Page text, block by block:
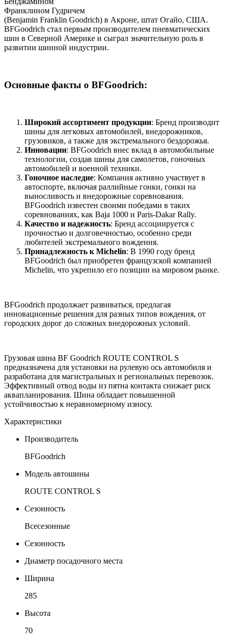
Франклином Гудричем
(Benjamin Franklin Goodrich) в Акроне, штат Огайо, США.
BFGoodrich стал первым производителем пневматических
шин в Северной Америке и сыграл значительную роль в
развитии шинной индустрии.
Основные факты о BFGoodrich:
Широкий ассортимент продукции: Бренд производит
шины для легковых автомобилей, внедорожников,
грузовиков, а также для экстремального бездорожья.
Инновации: BFGoodrich внес вклад в автомобильные
технологии, создав шины для самолетов, гоночных
автомобилей и военной техники.
Гоночное наследие: Компания активно участвует в
автоспорте, включая раллийные гонки, гонки на
выносливость и внедорожные соревнования.
BFGoodrich известен своими победами в таких
соревнованиях, как Baja 1000 и Paris-Dakar Rally.
Качество и надежность: Бренд ассоциируется с
прочностью и долговечностью, особенно среди
любителей экстремального вождения.
Принадлежность к Michelin: В 1990 году бренд
BFGoodrich был приобретен французской компанией
Michelin, что укрепило его позиции на мировом рынке.
BFGoodrich продолжает развиваться, предлагая
инновационные решения для разных типов вождения, от
городских дорог до сложных внедорожных условий.
Грузовая шина BF Goodrich ROUTE CONTROL S
предназначена для установки на рулевую ось автомобиля и
разработана для магистральных и региональных перевозок.
Эффективный отвод воды из пятна контакта снижает риск
аквапланирования. Шина обладает повышенной
устойчивостью к неравномерному износу.
Характеристики
Производитель
BFGoodrich
Модель автошины
ROUTE CONTROL S
Сезонность
Всесезонные
Сезонность
Диаметр посадочного места
Ширина
285
Высота
70